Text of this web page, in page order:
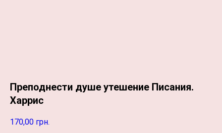
Преподнести душе утешение Писания.
Харрис
170,00 грн.